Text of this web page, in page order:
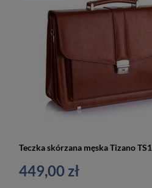
449,00 zł